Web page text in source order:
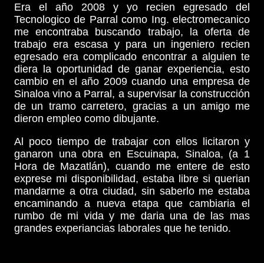
Era el año 2008 y yo recien egresado del
Tecnologico de Parral como Ing. electromecanico
me encontraba buscando trabajo, la oferta de
trabajo era escasa y para un ingeniero recien
egresado era complicado encontrar a alguien te
diera la oportunidad de ganar experiencia, esto
cambio en el año 2009 cuando una empresa de
Sinaloa vino a Parral, a supervisar la construcción
de un tramo carretero, gracias a un amigo me
dieron empleo como dibujante.
Al poco tiempo de trabajar con ellos licitaron y
ganaron una obra en Escuinapa, Sinaloa, (a 1
Hora de Mazatlán), cuando me entere de esto
exprese mi disponibilidad, estaba libre si querian
mandarme a otra ciudad, sin saberlo me estaba
encaminando a nueva etapa que cambiaria el
rumbo de mi vida y me daria una de las mas
grandes experiancias laborales que he tenido.